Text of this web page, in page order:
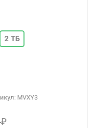
2 ТБ
MVXY3
₽